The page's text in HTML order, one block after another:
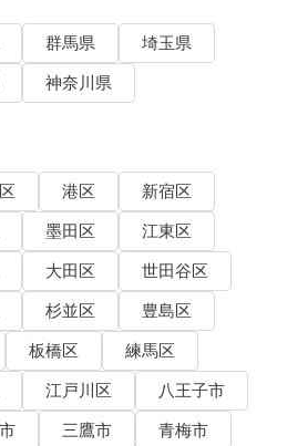
群馬県
埼玉県
神奈川県
港区
新宿区
墨田区
江東区
大田区
世田谷区
杉並区
豊島区
板橋区
練馬区
江戸川区
八王子市
三鷹市
青梅市